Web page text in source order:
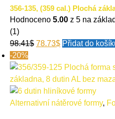
356-135, (359 cal.) Plochá
Hodnoceno 5.00 z 5 na
(1)
98.41$ 78.73$ Přidat do
-20%
Alternativní nátěrové formy,